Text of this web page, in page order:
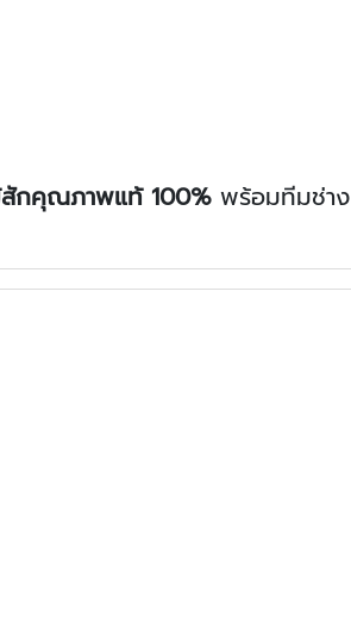
กคุณภาพแท้ 100% พร้อมทีมช่าง